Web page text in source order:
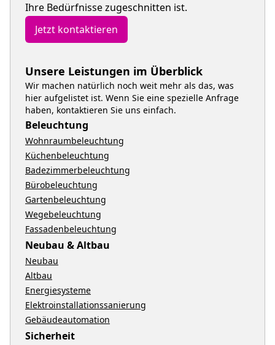
Ihre Bedürfnisse zugeschnitten ist.
Jetzt kontaktieren
Unsere Leistungen im Überblick
Wir machen natürlich noch weit mehr als das, was
hier aufgelistet ist. Wenn Sie eine spezielle Anfrage
haben, kontaktieren Sie uns einfach.
Beleuchtung
Wohnraumbeleuchtung
Küchenbeleuchtung
Badezimmerbeleuchtung
Bürobeleuchtung
Gartenbeleuchtung
Wegebeleuchtung
Fassadenbeleuchtung
Neubau & Altbau
Neubau
Altbau
Energiesysteme
Elektroinstallationssanierung
Gebäudeautomation
Sicherheit